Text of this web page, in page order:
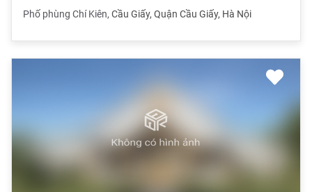
Phố phùng Chí Kiên, Cầu Giấy, Quận Cầu Giấy, Hà Nội